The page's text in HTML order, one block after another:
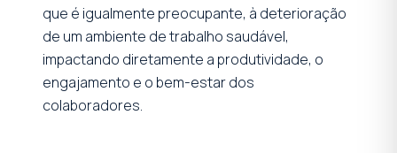
que é igualmente preocupante, à deterioração
de um ambiente de trabalho saudável,
impactando diretamente a produtividade, o
engajamento e o bem-estar dos
colaboradores.